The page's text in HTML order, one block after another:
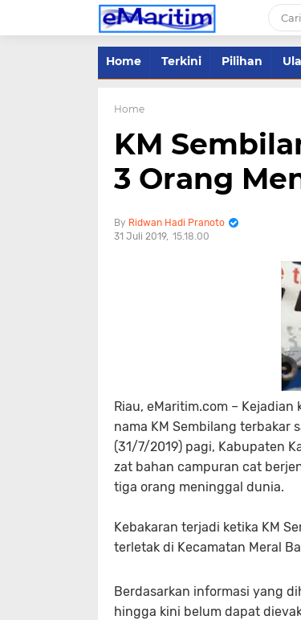
Home Terkini Pilihan
Home
KM
3 Orang
Ridwan Hadi Pranoto
31 Juli 2019 15.18.00
Riau, eMaritim.com –
nama KM Sembilang terbakar
(31/7/2019) pagi, Kabupaten
zat bahan campuran cat
tiga orang meninggal dunia.
Kebakaran terjadi ketika KM
terletak di Kecamatan Meral
Berdasarkan informasi yang
hingga kini belum dapat